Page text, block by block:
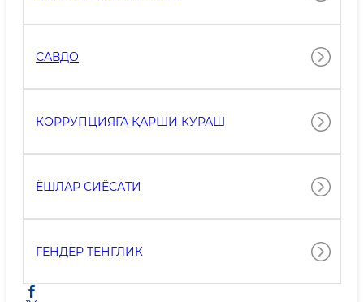
САВДО
КОРРУПЦИЯГА ҚАРШИ КУРАШ
ЁШЛАР СИЁСАТИ
ГЕНДЕР ТЕНГЛИК